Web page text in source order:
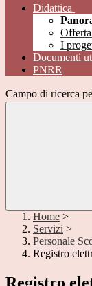
Didattica
I
Documenti
PNRR
Campo di ricerca
Home >
Servizi >
Personale
Registro